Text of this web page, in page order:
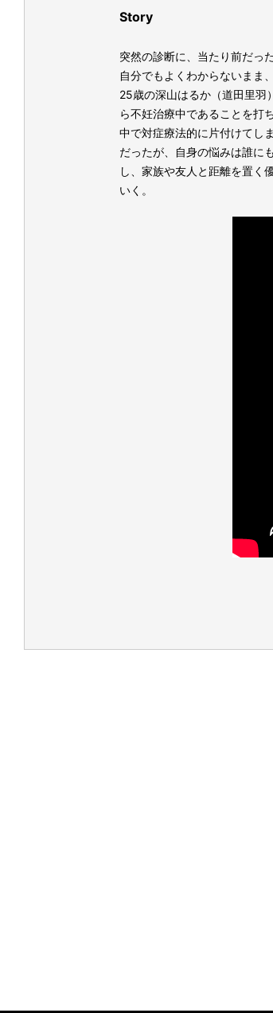
Story
突然の診断に、当たり前だっ
自分でもよくわからないまま
25歳の深山はるか（道田里羽
ら不妊治療中であることを打
中で対症療法的に片付けてし
だったが、自身の悩みは誰に
し、家族や友人と距離を置く
いく。